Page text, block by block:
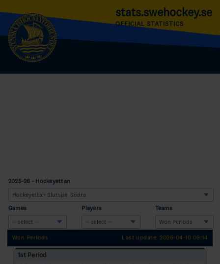
stats.swehockey.se
OFFICIAL STATISTICS
2025-26 - Hockeyettan
Games Players Teams
Won Periods Last update: 2026-04-10 09:14
1st Period